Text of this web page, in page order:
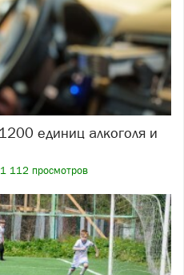
1 112 просмотров